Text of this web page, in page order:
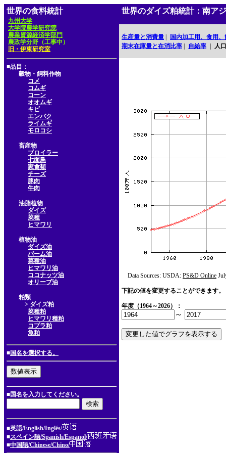
世界の食料統計
九州大学
大学院農学研究院
農業資源経済学部門
農政学分野（工事中）
旧・伊東研究室
■品目：
穀物・飼料作物
コメ
コムギ
コーン
オオムギ
キビ
エンバク
ライムギ
モロコシ
畜産物
ブロイラー
七面鳥
家禽類
チーズ
豚肉
牛肉
油脂植物
ダイズ
菜種
ヒマワリ
植物油
ダイズ油
パーム油
菜種油
ヒマワリ油
ココナッツ油
オリーブ油
粕類
> ダイズ粕
菜種粕
ヒマワリ種粕
コプラ粕
魚粕
■国名を選択する。
■国名を入力してください。
■英語/English/Inglés/
■スペイン語/Spanish/Espanol/
■中国語/Chinese/Chino/
世界のダイズ粕統計：南ア
生産量と消費量
国内加工用、食用
期末在庫量と在消比率
自給率 人口
Data Sources: USDA: PS&D Online
下記の値を変更することができます。
年度（1964～2026）：
～